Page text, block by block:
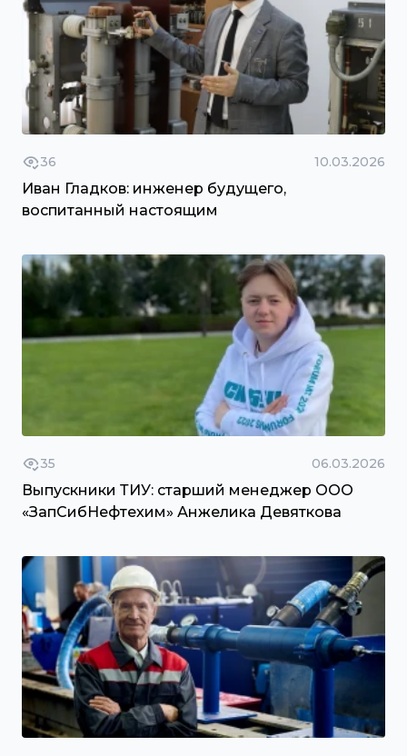
36 10.03.2026
Иван Гладков: инженер будущего,
воспитанный настоящим
35 06.03.2026
Выпускники ТИУ: старший менеджер ООО
«ЗапCибНефтехим» Анжелика Девяткова